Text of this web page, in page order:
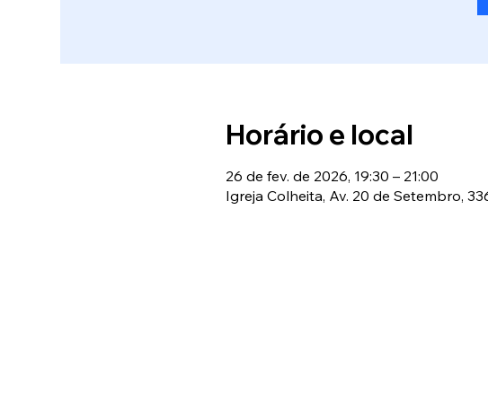
Horário e local
26 de fev. de 2026, 19:30 – 21:00
Igreja Colheita, Av. 20 de Setembro,